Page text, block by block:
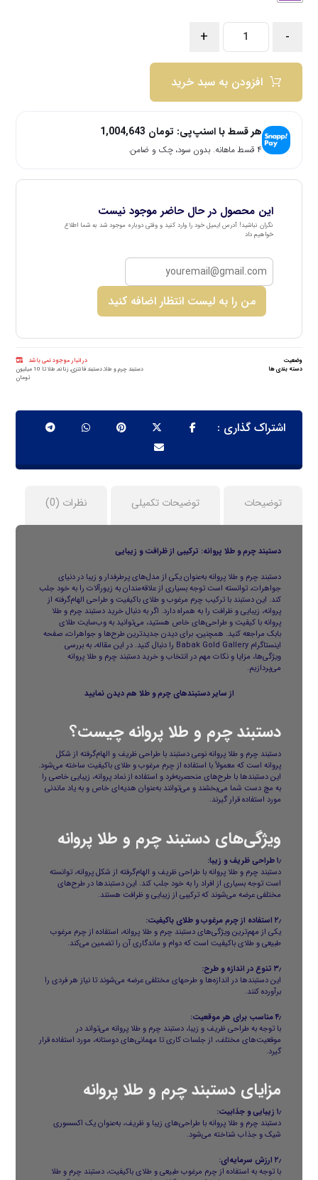
-
+
افزودن به سبد خرید
هر قسط با اسنپ‌پی: تومان 1,004,643
۴ قسط ماهانه. بدون سود، چک و ضامن.
این محصول در حال حاضر موجود نیست
نگران نباشید! آدرس ایمیل خود را وارد کنید و وقتی دوباره موجود شد به شما اطلاع
خواهیم داد
من را به لیست انتظار اضافه کنید
وضعیت
در انبار موجود نمی باشد
دسته بندی ها
دستبند چرم و طلا,دستبند فانتزی,زنانه,
طلا تا 10 میلیون
تومان
توضیحات توضیحات تکمیلی نظرات (0)
دستبند چرم و طلا پروانه: ترکیبی از ظرافت و زیبایی
دستبند چرم و طلا پروانه به‌عنوان یکی از مدل‌های پرطرفدار و زیبا در دنیای
جواهرات، توانسته است توجه بسیاری از علاقه‌مندان به زیورآلات را به خود جلب
کند. این دستبند با ترکیب چرم مرغوب و طلای باکیفیت و طراحی الهام‌گرفته از
پروانه، زیبایی و ظرافت را به همراه دارد. اگر به دنبال خرید دستبند چرم و طلا
پروانه با کیفیت و طراحی‌های خاص هستید، می‌توانید به وب‌سایتطلای
بابک مراجعه کنید. همچنین، برای دیدن جدیدترین طرح‌ها و جواهرات، صفحه
اینستاگرام Babak Gold Gallery را دنبال کنید. در این مقاله، به بررسی
ویژگی‌ها، مزایا و نکات مهم در انتخاب و خرید دستبند چرم و طلا پروانه
می‌پردازیم.
از سایردستبندهای چرم و طلا هم دیدن نمایید
دستبند چرم و طلا پروانه چیست؟
دستبند چرم و طلا پروانه نوعی دستبند با طراحی ظریف و الهام‌گرفته از شکل
پروانه است که معمولاً با استفاده از چرم مرغوب و طلای باکیفیت ساخته می‌شود.
این دستبندها با طرح‌های منحصربه‌فرد و استفاده از نماد پروانه، زیبایی خاصی را
به مچ دست شما می‌بخشند و می‌توانند به‌عنوان هدیه‌ای خاص و به یاد ماندنی
مورد استفاده قرار گیرند.
ویژگی‌های دستبند چرم و طلا پروانه
۱٫ طراحی ظریف و زیبا:
دستبند چرم و طلا پروانه با طراحی ظریف و الهام‌گرفته از شکل پروانه، توانسته
است توجه بسیاری از افراد را به خود جلب کند. این دستبندها در طرح‌های
مختلفی عرضه می‌شوند که ترکیبی از زیبایی و ظرافت هستند.
۲٫ استفاده از چرم مرغوب و طلای باکیفیت:
یکی از مهم‌ترین ویژگی‌های دستبند چرم و طلا پروانه، استفاده از چرم مرغوب
طبیعی و طلای باکیفیت است که دوام و ماندگاری آن را تضمین می‌کند.
۳٫ تنوع در اندازه و طرح:
این دستبندها در اندازه‌ها و طرحهای مختلفی عرضه می‌شوند تا نیاز هر فردی را
برآورده کنند.
۴٫ مناسب برای هر موقعیت:
با توجه به طراحی ظریف و زیبا، دستبند چرم و طلا پروانه می‌تواند در
موقعیت‌های مختلف، از جلسات کاری تا مهمانی‌های دوستانه، مورد استفاده قرار
گیرد.
مزایای دستبند چرم و طلا پروانه
۱٫ زیبایی و جذابیت:
دستبند چرم و طلا پروانه با طراحی‌های زیبا و ظریف، به‌عنوان یک اکسسوری
شیک و جذاب شناخته می‌شود.
۲٫ ارزش سرمایه‌ای:
با توجه به استفاده از چرم مرغوب طبیعی و طلای باکیفیت، دستبند چرم و طلا